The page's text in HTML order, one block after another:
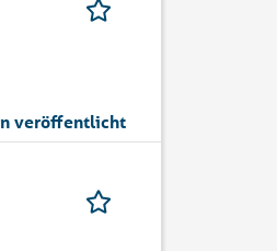
veröffentlicht